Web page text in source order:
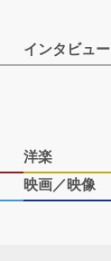
インタビュー
洋楽
映画／映像